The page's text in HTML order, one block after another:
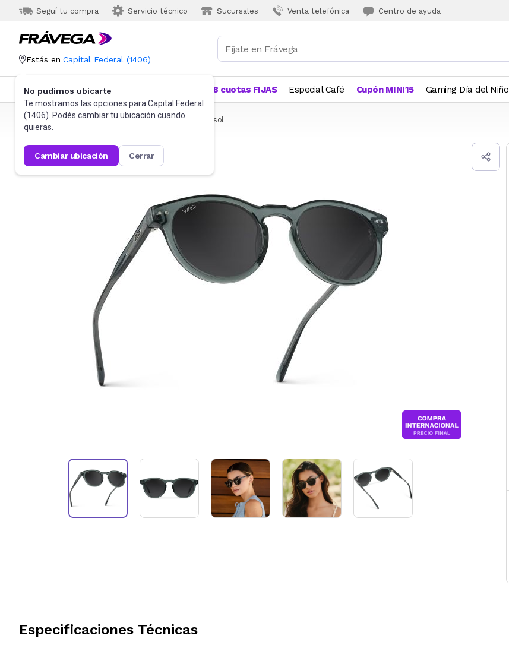
Seguí tu compra Servicio técnico Sucursales Venta telefónica Centro de ayuda
Estás en Capital Federal (1406)
No pudimos ubicarte
Te mostramos las opciones para Capital Federal
(1406). Podés cambiar tu ubicación cuando
quieras.
cambiar ubicación cerrar
Categorías Más Vendidos 18 cuotas FIJAS Especial Café Cupón MINI15 Gaming Día del Niño
Frávega Indumentaria Accesorios Anteojos de sol
Especificaciones Técnicas